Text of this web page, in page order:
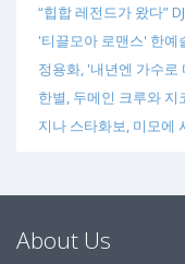
“힙합 레전드가 왔다”
'티끌모아 로맨스' 한
정용화, '내년엔 가수로
한별, 두메인 크루와 지
지나 스타화보, 미모에
About Us